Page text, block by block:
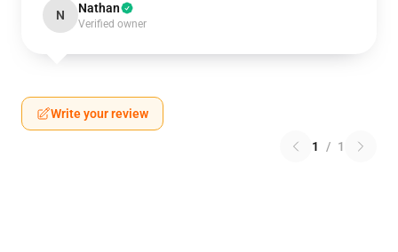
N Nathan
Verified owner
Write your review
1 / 1